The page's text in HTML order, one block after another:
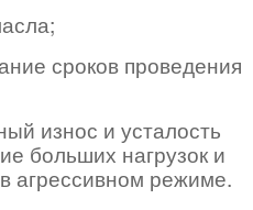
сроков проведения
износ и усталость
больших нагрузок и
агрессивном режиме.